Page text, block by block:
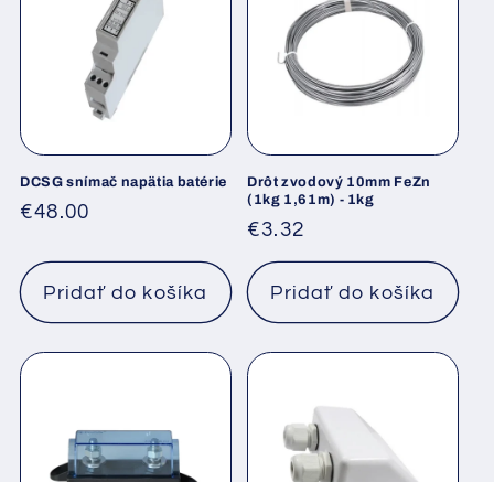
DCSG snímač napätia batérie
Normálna
€48.00
Pridať do košíka
Drôt zvodový 10mm FeZn
(1kg 1,61m) - 1kg
Normálna
cena
€3.32
Pridať do košíka